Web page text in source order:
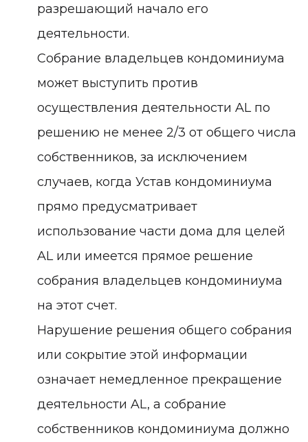
разрешающий начало его
деятельности.
Собрание владельцев кондоминиума
может выступить против
осуществления деятельности AL по
решению не менее 2/3 от общего числа
собственников, за исключением
случаев, когда Устав кондоминиума
прямо предусматривает
использование части дома для целей
AL или имеется прямое решение
собрания владельцев кондоминиума
на этот счет.
Нарушение решения общего собрания
или сокрытие этой информации
означает немедленное прекращение
деятельности AL, а собрание
собственников кондоминиума должно